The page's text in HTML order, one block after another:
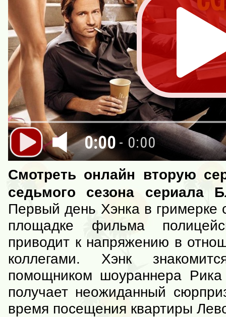
0:00 - 0:00
Смотреть онлайн вторую
седьмого сезона сериала
Первый день Хэнка в гримерке
площадке фильма
приводит к напряжению в
коллегами. Хэнк
помощником шоураннера
получает неожиданный
время посещения квартиры